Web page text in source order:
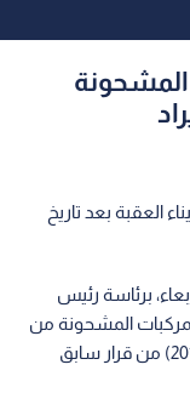
استثناء المركبات موديل ٢٠١٧ المشحونة
العقبة بعد تاريخ
برئاسة رئيس
المشحونة من
تاريخ 31/12/2022م لغاية 31/1/2023م (موديل 2017) من قرار سابق